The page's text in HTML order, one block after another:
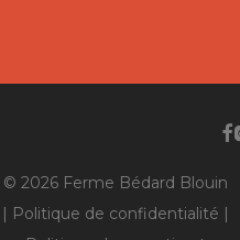
© 2026 Ferme Bédard Blouin
| Politique de confidentialité |